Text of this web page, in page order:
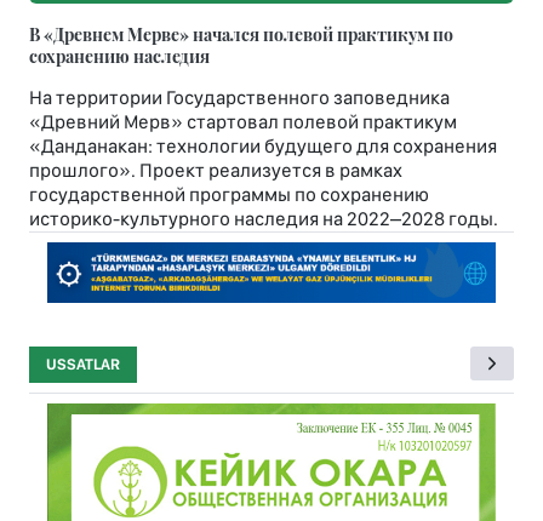
В «Древнем Мерве» начался полевой практикум по
сохранению наследия
На территории Государственного заповедника
«Древний Мерв» стартовал полевой практикум
«Данданакан: технологии будущего для сохранения
прошлого». Проект реализуется в рамках
государственной программы по сохранению
историко-культурного наследия на 2022–2028 годы.
USSATLAR